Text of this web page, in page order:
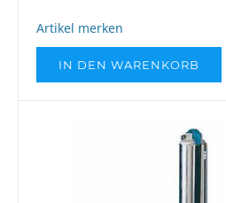
Artikel merken
IN DEN WARENKORB